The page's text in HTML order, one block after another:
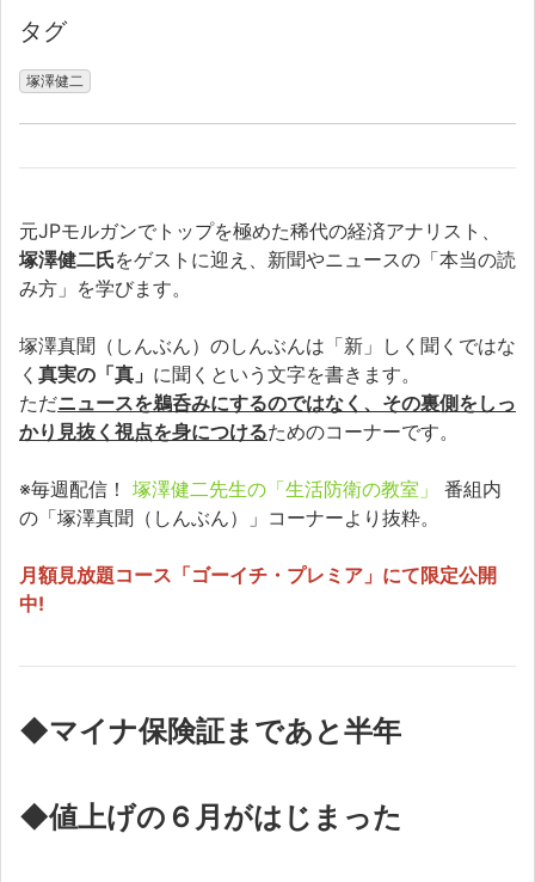
タグ
塚澤健二
元JPモルガンでトップを極めた稀代の経済アナリスト、
塚澤健二氏をゲストに迎え、新聞やニュースの「本当の読
み方」を学びます。
塚澤真聞（しんぶん）のしんぶんは「新」しく聞くではな
く 真実の「真」 に聞くという文字を書きます。
ただニュースを鵜呑みにするのではなく、その裏側をしっ
かり見抜く視点を身につけるためのコーナーです。
※毎週配信！ 塚澤健二先生の「生活防衛の教室」
番組内
の「塚澤真聞（しんぶん）」コーナーより抜粋。
月額見放題コース「ゴーイチ・プレミア」にて限定公開
中!
◆マイナ保険証まであと半年
◆値上げの６月がはじまった